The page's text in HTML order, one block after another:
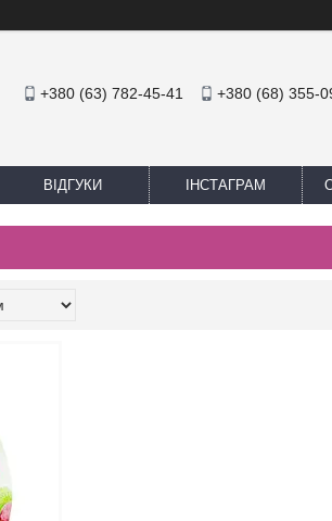
+380 (63) 782-45-41 +380 (68) 355-
ВІДГУКИ ІНСТАГРАМ